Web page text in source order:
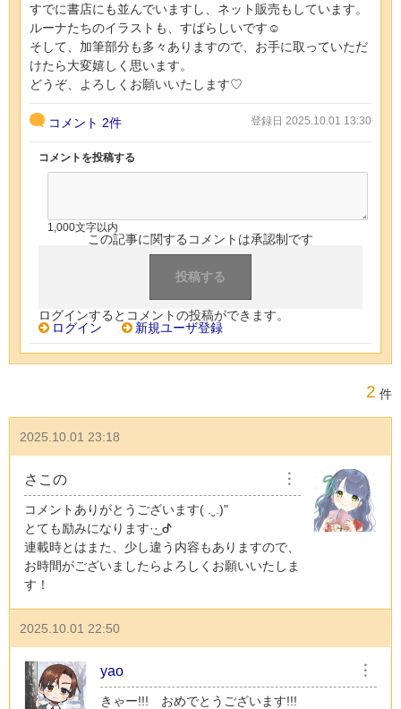
すでに書店にも並んでいますし、ネット販売もしています。
ルーナたちのイラストも、すばらしいです☺
そして、加筆部分も多々ありますので、お手に取っていただ
けたら大変嬉しく思います。
どうぞ、よろしくお願いいたします♡
コメント 2件 登録日 2025.10.01 13:30
コメントを投稿する
1,000文字以内
この記事に関するコメントは承認制です
ログインするとコメントの投稿ができます。
ログイン
新規ユーザ登録
2 件
2025.10.01 23:18
さこの ︙
コメントありがとうございます( .ˬ.)"
とても励みになります·͜· ︎︎ᕷ
連載時とはまた、少し違う内容もありますので、
お時間がございましたらよろしくお願いいたしま
す！
2025.10.01 22:50
yao ︙
きゃー!!! おめでとうございます!!!